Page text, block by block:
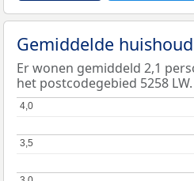
Gemiddelde
Er wonen gemiddeld 2,1
het postcodegebied 5258 LW.
3,5
3,5
4,0
4,0